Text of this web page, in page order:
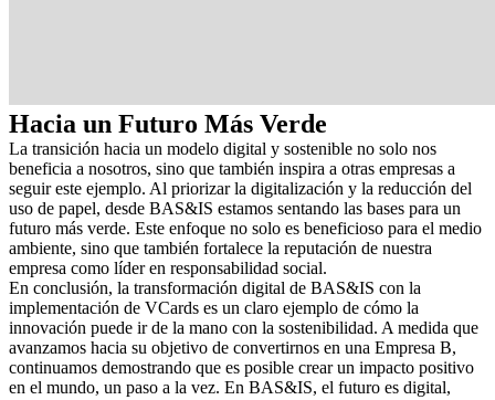
Hacia un Futuro Más Verde
La transición hacia un modelo digital y sostenible no solo nos
beneficia a nosotros, sino que también inspira a otras empresas a
seguir este ejemplo. Al priorizar la digitalización y la reducción del
uso de papel, desde BAS&IS estamos sentando las bases para un
futuro más verde. Este enfoque no solo es beneficioso para el medio
ambiente, sino que también fortalece la reputación de nuestra
empresa como líder en responsabilidad social.
En conclusión, la transformación digital de BAS&IS con la
implementación de VCards es un claro ejemplo de cómo la
innovación puede ir de la mano con la sostenibilidad. A medida que
avanzamos hacia su objetivo de convertirnos en una Empresa B,
continuamos demostrando que es posible crear un impacto positivo
en el mundo, un paso a la vez. En BAS&IS, el futuro es digital,